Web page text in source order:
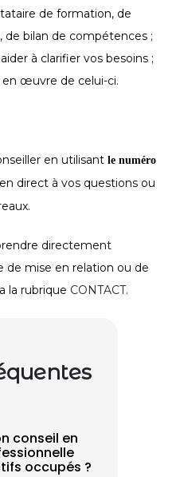
de formation, de
de bilan de compétences ;
à clarifier vos besoins ;
œuvre de celui-ci.
en utilisant le numéro
direct à vos questions ou
directement
de mise en relation ou de
la rubrique CONTACT.
conseil en
occupés ?